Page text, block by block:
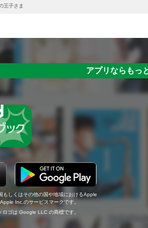
王子さま
アプリならもっ
しくはその他の国や地域におけるApple
Inc.のサービスマークです。
ゴは Google LLC の商標です。